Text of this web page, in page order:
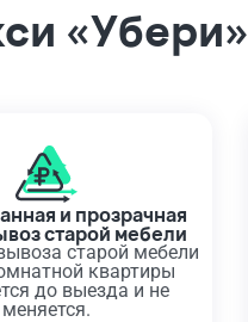
«Убери»
и прозрачная
старой мебели
старой мебели
квартиры
до выезда и не
меняется.